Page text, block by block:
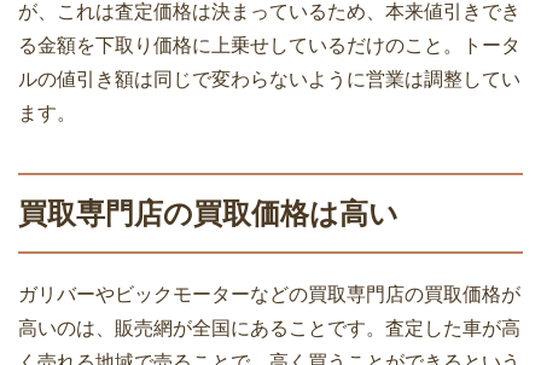
が、これは査定価格は決まっているため、本来値引きでき
る金額を下取り価格に上乗せしているだけのこと。トータ
ルの値引き額は同じで変わらないように営業は調整してい
ます。
買取専門店の買取価格は高い
ガリバーやビックモーターなどの買取専門店の買取価格が
高いのは、販売網が全国にあることです。査定した車が高